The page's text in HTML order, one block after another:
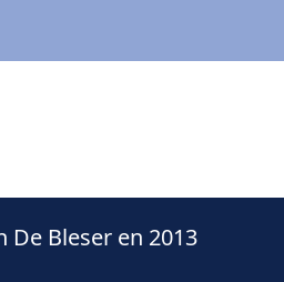
Bleser en 2013